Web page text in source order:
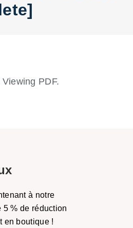
PDF.
à notre
5 % de réduction
en boutique !